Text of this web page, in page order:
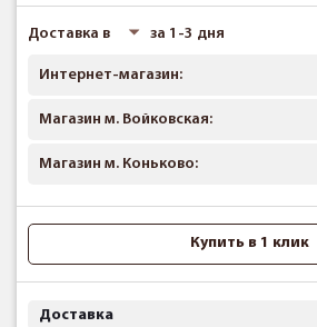
Доставка в за 1-3 дня
Интернет-магазин:
Магазин м. Войковская:
Магазин м. Коньково:
Купить в 1 клик
Доставка